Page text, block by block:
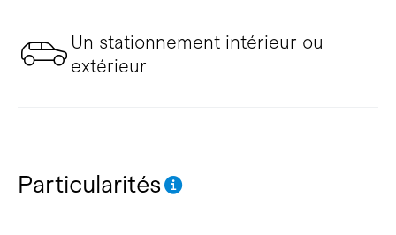
Un stationnement intérieur ou
extérieur
Particularités